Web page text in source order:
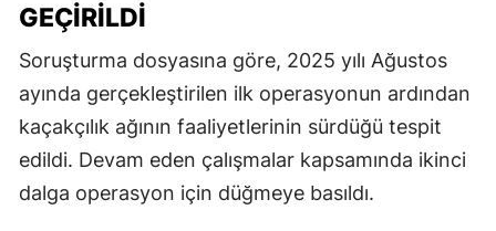
GEÇIRILDI
Soruşturma dosyasına göre, 2025 yılı Ağustos
ayında gerçekleştirilen ilk operasyonun ardından
kaçakçılık ağının faaliyetlerinin sürdüğü tespit
edildi. Devam eden çalışmalar kapsamında ikinci
dalga operasyon için düğmeye basıldı.